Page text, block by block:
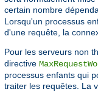
certain nombre
Lorsqu'un processus
d'une requête, la
Pour les serveurs non
directive
processus enfants qui
traiter les requêtes. La